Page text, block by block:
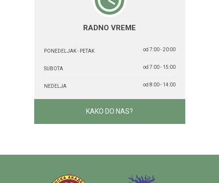
RADNO VREME
PONEDELJAK - PETAK od 7:00 - 20:00
SUBOTA od 7:00 - 15:00
NEDELJA od 8:00 - 14:00
KAKO DO NAS?